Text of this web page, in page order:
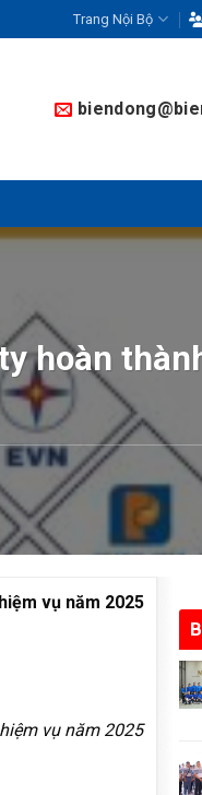
Trang Nội Bộ
hoàn
vụ năm 2025
vụ năm 2025